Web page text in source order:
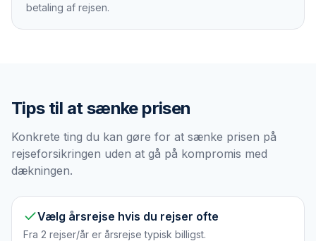
betaling af rejsen.
Tips til at sænke prisen
Konkrete ting du kan gøre for at sænke prisen på
rejseforsikringen uden at gå på kompromis med
dækningen.
Vælg årsrejse hvis du rejser ofte
Fra 2 rejser/år er årsrejse typisk billigst.